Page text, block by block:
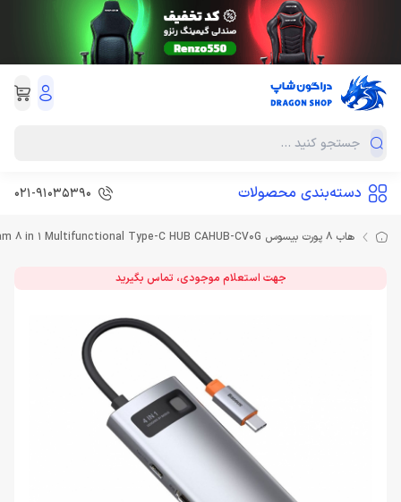
دسته‌بندی محصولات 021-91035390
هاب 8 پورت بیسوس Baseus Metal Gleam 8 in 1 Multifunctional Type-C HUB CAHUB-CV0G توان 100 وات
جهت استعلام موجودی، تماس بگیرید